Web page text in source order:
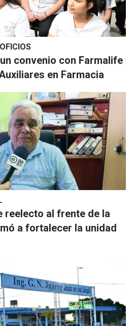
convenio con Farmalife
en Farmacia
reelecto al frente de la
a fortalecer la unidad